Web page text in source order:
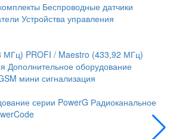
Беспроводные датчики
Устройства управления
МГц) PROFI / Maestro (433,92 МГц)
Дополнительное оборудование
мини сигнализация
серии PowerG Радиоканальное